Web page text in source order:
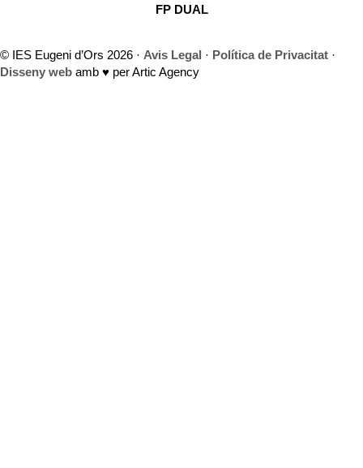
FP DUAL
© IES Eugeni d’Ors 2026 · Avis Legal · Política de Privacitat ·
Disseny web amb ♥️ per Artic Agency